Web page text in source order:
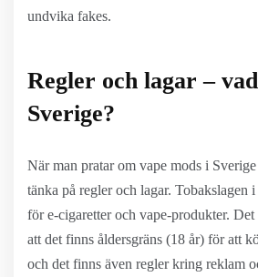
undvika fakes.
Regler och lagar –
Sverige?
När man pratar om vape mods i
tänka på regler och lagar. Tobakslagen
för e-cigaretter och vape-produkter.
att det finns åldersgräns (18 år) för att
och det finns även regler kring reklam